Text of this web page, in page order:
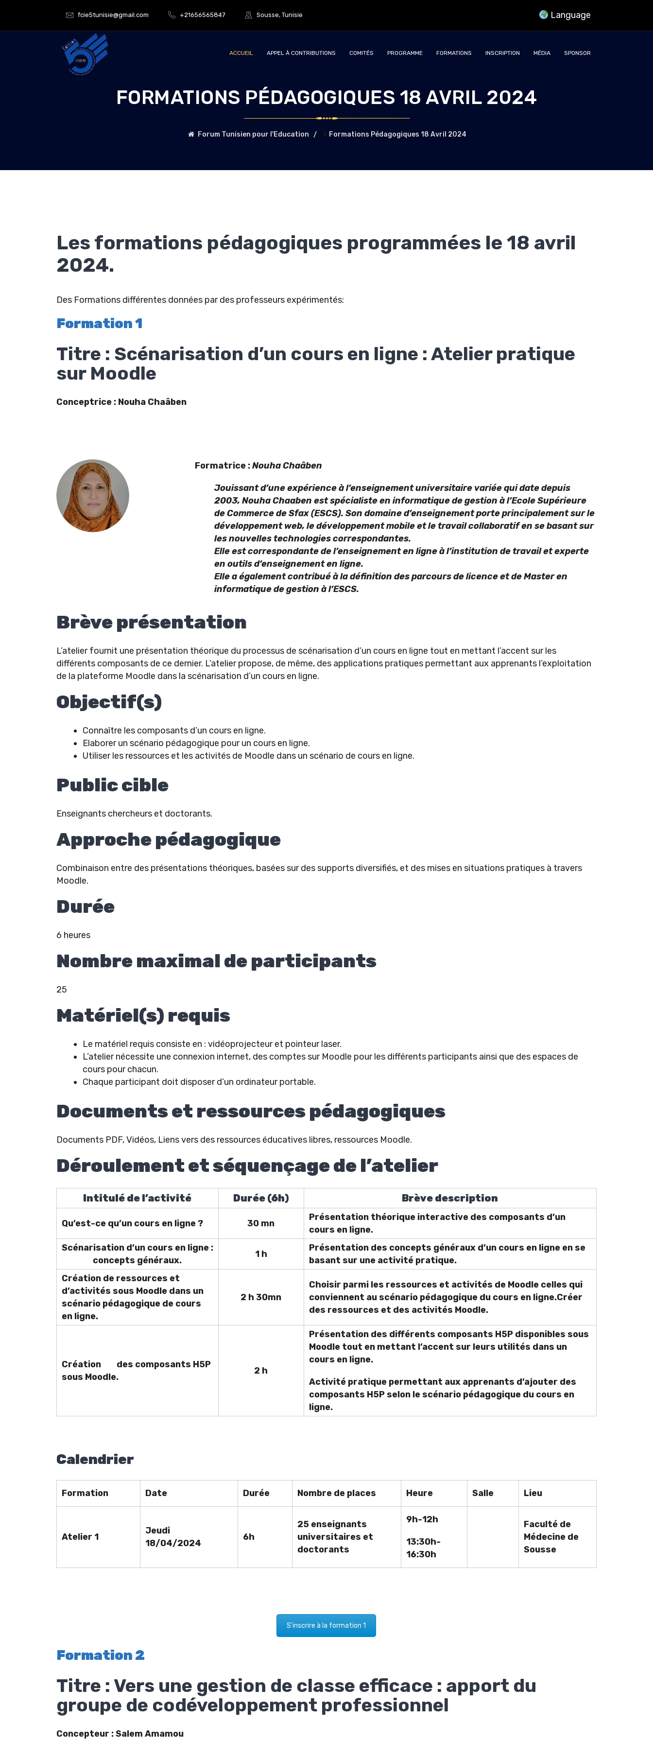
fcie5tunisie@gmail.com +21656565847 Sousse, Tunisie Language
ACCUEIL APPEL À CONTRIBUTIONS COMITÉS PROGRAMME FORMATIONS INSCRIPTION MÉDIA SPONSOR
FORMATIONS PÉDAGOGIQUES 18 AVRIL 2024
Forum Tunisien pour l'Education > Formations Pédagogiques 18 Avril 2024
Les formations pédagogiques programmées le 18 avril
2024.
Des Formations différentes données par des professeurs expérimentés:
Formation 1
Titre : Scénarisation d’un cours en ligne : Atelier pratique
sur Moodle
Conceptrice : Nouha Chaâben
Formatrice :Nouha Chaâben
Jouissant d’une expérience à l’enseignement universitaire variée qui date depuis
2003, Nouha Chaaben est spécialiste en informatique de gestion à l’Ecole Supérieure
de Commerce de Sfax (ESCS). Son domaine d’enseignement porte principalement sur le
développement web, le développement mobile et le travail collaboratif en se basant sur
les nouvelles technologies correspondantes.
Elle est correspondante de l’enseignement en ligne à l’institution de travail et experte
en outils d’enseignement en ligne.
Elle a également contribué à la définition des parcours de licence et de Master en
informatique de gestion à l’ESCS.
Brève présentation
L’atelier fournit une présentation théorique du processus de scénarisation d’un cours en ligne tout en mettant l’accent sur les
différents composants de ce dernier. L’atelier propose, de même, des applications pratiques permettant aux apprenants l’exploitation
de la plateforme Moodle dans la scénarisation d’un cours en ligne.
Objectif(s)
Connaître les composants d’un cours en ligne.
Elaborer un scénario pédagogique pour un cours en ligne.
Utiliser les ressources et les activités de Moodle dans un scénario de cours en ligne.
Public cible
Enseignants chercheurs et doctorants.
Approche pédagogique
Combinaison entre des présentations théoriques, basées sur des supports diversifiés, et des mises en situations pratiques à travers
Moodle.
Durée
6 heures
Nombre maximal de participants
25
Matériel(s) requis
Le matériel requis consiste en : vidéoprojecteur et pointeur laser.
L’atelier nécessite une connexion internet, des comptes sur Moodle pour les différents participants ainsi que des espaces de
cours pour chacun.
Chaque participant doit disposer d’un ordinateur portable.
Documents et ressources pédagogiques
Documents PDF, Vidéos, Liens vers des ressources éducatives libres, ressources Moodle.
Déroulement et séquençage de l’atelier
Intitulé de l’activité Durée (6h) Brève description
Qu’est-ce qu’un cours en ligne ? 30 mn
Présentation théorique interactive des composants d’un
cours en ligne.
Scénarisation d’un cours en ligne :
concepts généraux.
1 h
Présentation des concepts généraux d’un cours en ligne en se
basant sur une activité pratique.
Création de ressources et
d’activités sous Moodle dans un
scénario pédagogique de cours
en ligne.
2 h 30mn
Choisir parmi les ressources et activités de Moodle celles qui
conviennent au scénario pédagogique du cours en ligne.Créer
des ressources et des activités Moodle.
Création des composants H5P
sous Moodle.
2 h
Présentation des différents composants H5P disponibles sous
Moodle tout en mettant l’accent sur leurs utilités dans un
cours en ligne.
Activité pratique permettant aux apprenants d’ajouter des
composants H5P selon le scénario pédagogique du cours en
ligne.
Calendrier
Formation Date Durée Nombre de places Heure Salle Lieu
Atelier 1
Jeudi
18/04/2024
6h
25 enseignants
universitaires et
doctorants
9h-12h
13:30h-
16:30h
Faculté de
Médecine de
Sousse
S'inscrire à la formation 1
Formation 2
Titre : Vers une gestion de classe efficace : apport du
groupe de codéveloppement professionnel
Concepteur :Salem Amamou